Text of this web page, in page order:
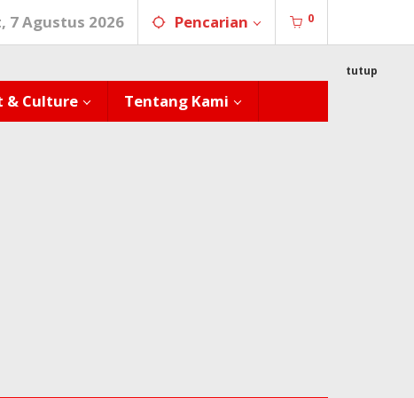
7 Agustus 2026 Pencarian 0
& Culture Tentang Kami
tutup